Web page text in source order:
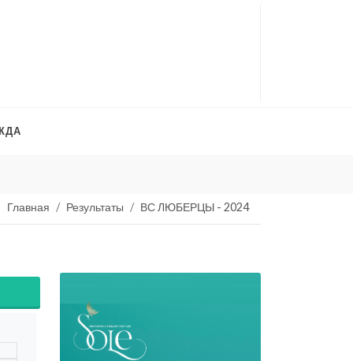
Главная Результаты ВС ЛЮБЕРЦЫ - 2024